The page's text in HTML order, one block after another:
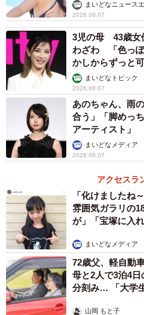
まいどなニュース
2026.08.07
3児の母 43歳女
わざわ 「色っぽ
かしからずっと可
まいどなトピック
2026.08.07
あのちゃん、雨
合う」「脚めっ
アーティスト」
まいどなメディア
2026.08.07
アクセスラ
「化けましたね
雰囲気ガラリの
が」「宝塚に入れ
まいどなメディア
72歳父、軽自動
母と2人で3泊4
分刻み… 「大学
山岡 もと子